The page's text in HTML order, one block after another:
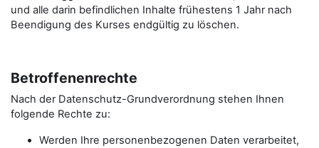
und alle darin befindlichen Inhalte frühestens 1 Jahr nach
Beendigung des Kurses endgültig zu löschen.
Betroffenenrechte
Nach der Datenschutz-Grundverordnung stehen Ihnen
folgende Rechte zu:
Werden Ihre personenbezogenen Daten verarbeitet,